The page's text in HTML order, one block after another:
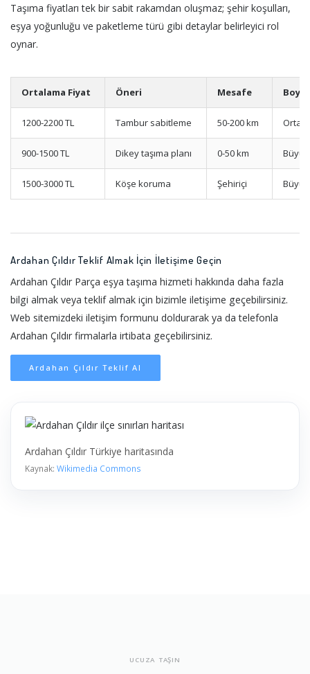
Taşıma fiyatları tek bir sabit rakamdan oluşmaz; şehir koşulları,
eşya yoğunluğu ve paketleme türü gibi detaylar belirleyici rol
oynar.
Ortalama Fiyat Öneri Mesafe
1200-2200 TL Tambur sabitleme 50-200 km Orta
900-1500 TL Dikey taşıma planı 0-50 km Büyük
1500-3000 TL Köşe koruma Şehiriçi Büyük
Ardahan Çıldır Teklif Almak İçin İletişime Geçin
Ardahan Çıldır Parça eşya taşıma hizmeti hakkında daha fazla
bilgi almak veya teklif almak için bizimle iletişime geçebilirsiniz.
Web sitemizdeki iletişim formunu doldurarak ya da telefonla
Ardahan Çıldır firmalarla irtibata geçebilirsiniz.
Ardahan Çıldır Teklif Al
Ardahan Çıldır Türkiye haritasında
Kaynak: Wikimedia Commons
UCUZA TAŞIN